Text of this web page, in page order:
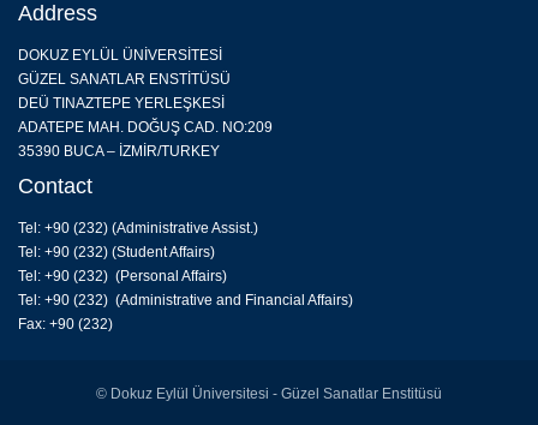
Address
DOKUZ EYLÜL ÜNİVERSİTESİ
GÜZEL SANATLAR ENSTİTÜSÜ
DEÜ TINAZTEPE YERLEŞKESİ
ADATEPE MAH. DOĞUŞ CAD. NO:209
35390 BUCA – İZMİR/TURKEY
Contact
Tel: +90 (232) (Administrative Assist.)
Tel: +90 (232) (Student Affairs)
Tel: +90 (232) (Personal Affairs)
Tel: +90 (232) (Administrative and Financial Affairs)
Fax: +90 (232)
© Dokuz Eylül Üniversitesi - Güzel Sanatlar Enstitüsü